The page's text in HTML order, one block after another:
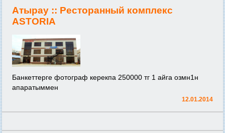
Атырау :: Ресторанный комплекс
ASTORIA
Банкеттерге фотограф керекпа 250000 тг 1 айга озмн1н
апаратыммен
12.01.2014